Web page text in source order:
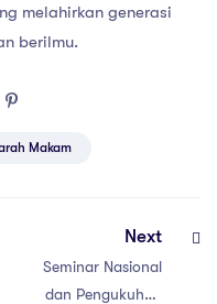
melahirkan generasi
berilmu.
Makam
Next
Seminar Nasional
dan Pengukuhan